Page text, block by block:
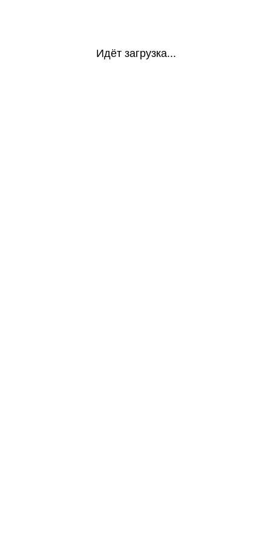
Идёт загрузка...